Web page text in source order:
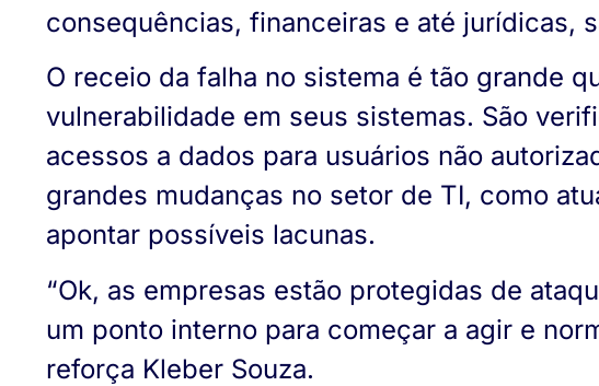
consequências, financeiras e até jurídicas,
O receio da falha no sistema é tão grande
vulnerabilidade em seus sistemas. São
acessos a dados para usuários não
grandes mudanças no setor de TI, como
apontar possíveis lacunas.
“Ok, as empresas estão protegidas de
um ponto interno para começar a agir e
reforça Kleber Souza.